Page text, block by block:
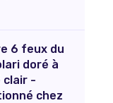
6 feux du
doré à
clair -
chez